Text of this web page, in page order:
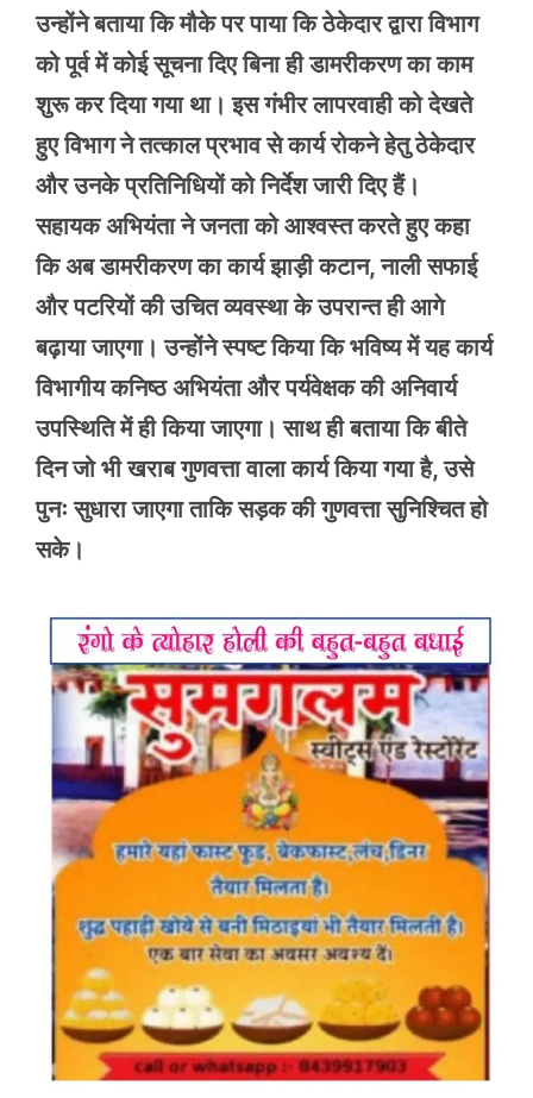
उन्होंने बताया कि मौके पर पाया कि ठेकेदार द्वारा विभाग
को पूर्व में कोई सूचना दिए बिना ही डामरीकरण का काम
शुरू कर दिया गया था। इस गंभीर लापरवाही को देखते
हुए विभाग ने तत्काल प्रभाव से कार्य रोकने हेतु ठेकेदार
और उनके प्रतिनिधियों को निर्देश जारी दिए हैं।
सहायक अभियंता ने जनता को आश्वस्त करते हुए कहा
कि अब डामरीकरण का कार्य झाड़ी कटान, नाली सफाई
और पटरियों की उचित व्यवस्था के उपरान्त ही आगे
बढ़ाया जाएगा। उन्होंने स्पष्ट किया कि भविष्य में यह कार्य
विभागीय कनिष्ठ अभियंता और पर्यवेक्षक की अनिवार्य
उपस्थिति में ही किया जाएगा। साथ ही बताया कि बीते
दिन जो भी खराब गुणवत्ता वाला कार्य किया गया है, उसे
पुनः सुधारा जाएगा ताकि सड़क की गुणवत्ता सुनिश्चित हो
सके।